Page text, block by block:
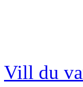
Vill du